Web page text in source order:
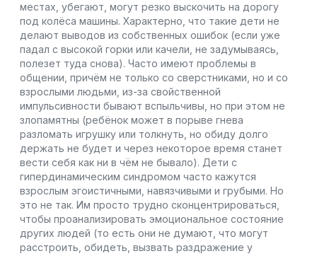
местах, убегают, могут резко выскочить на дорогу
под колёса машины. Характерно, что такие дети не
делают выводов из собственных ошибок (если уже
падал с высокой горки или качели, не задумываясь,
полезет туда снова). Часто имеют проблемы в
общении, причём не только со сверстниками, но и со
взрослыми людьми, из-за свойственной
импульсивности бывают вспыльчивы, но при этом не
злопамятны (ребёнок может в порыве гнева
разломать игрушку или толкнуть, но обиду долго
держать не будет и через некоторое время станет
вести себя как ни в чём не бывало). Дети с
гипердинамическим синдромом часто кажутся
взрослым эгоистичными, навязчивыми и грубыми. Но
это не так. Им просто трудно сконцентрироваться,
чтобы проанализировать эмоциональное состояние
других людей (то есть они не думают, что могут
расстроить, обидеть, вызвать раздражение у